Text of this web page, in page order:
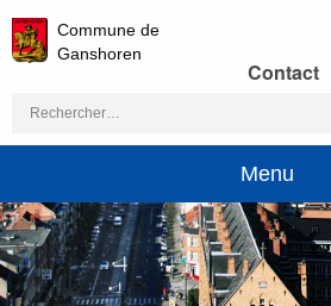
Commune de
Ganshoren
Contact
Rechercher :
Menu